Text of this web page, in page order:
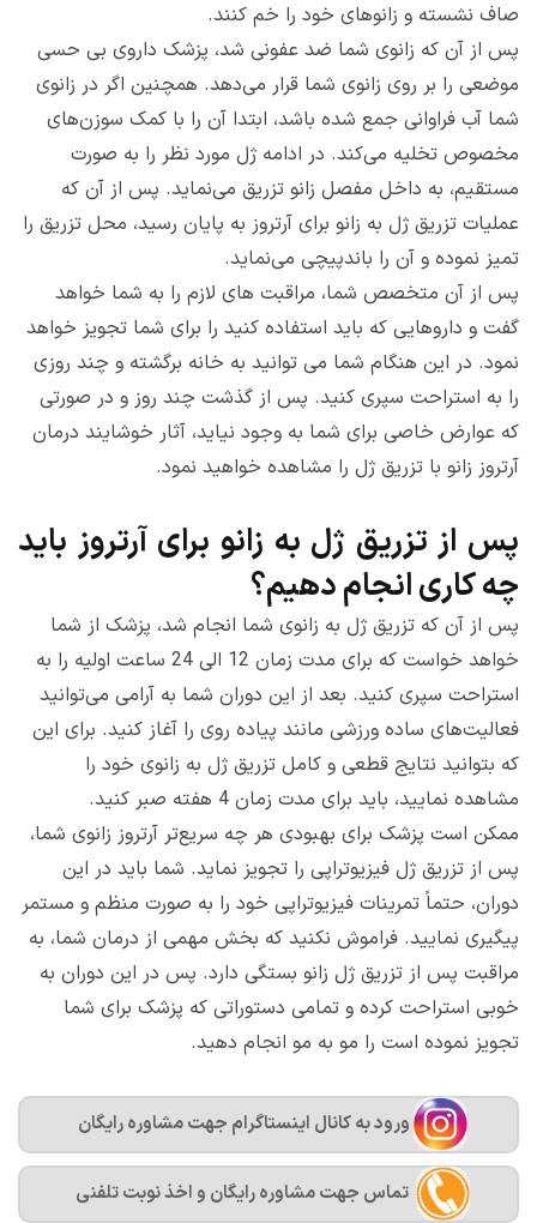
صاف نشسته و زانوهای خود را خم کنند.
پس از آن که زانوی شما ضد عفونی شد، پزشک داروی بی حسی
موضعی را بر روی زانوی شما قرار می‌دهد. همچنین اگر در زانوی
شما آب فراوانی جمع شده باشد، ابتدا آن را با کمک سوزن‌های
مخصوص تخلیه می‌کند. در ادامه ژل مورد نظر را به صورت
مستقیم، به داخل مفصل زانو تزریق می‌نماید. پس از آن که
عملیات تزریق ژل به زانو برای آرتروز به پایان رسید، محل تزریق را
تمیز نموده و آن را باندپیچی می‌نماید.
پس از آن متخصص شما، مراقبت های لازم را به شما خواهد
گفت و داروهایی که باید استفاده کنید را برای شما تجویز خواهد
نمود.‌ در این هنگام شما می توانید به خانه برگشته و چند روزی
را به استراحت سپری کنید.‌ پس از گذشت چند روز و در صورتی
که عوارض خاصی برای شما به وجود نیاید، آثار خوشایند درمان
آرتروز زانو با تزریق ژل را مشاهده خواهید نمود.
پس از تزریق ژل به زانو برای آرتروز باید
چه کاری انجام دهیم؟
پس از آن که تزریق ژل به زانوی شما انجام شد، پزشک از شما
خواهد خواست که برای مدت زمان 12 الی 24 ساعت اولیه را به
استراحت سپری کنید.‌ بعد از این دوران شما به آرامی می‌توانید
فعالیت‌های ساده ورزشی مانند پیاده روی را آغاز کنید. برای این
که بتوانید نتایج قطعی و کامل تزریق ژل به زانوی خود را
مشاهده نمایید، باید برای مدت زمان 4 هفته صبر کنید.
ممکن است پزشک برای بهبودی هر چه سریع‌تر آرتروز زانوی شما،
پس از تزریق ژل فیزیوتراپی را تجویز نماید. شما باید در این
دوران، حتماً تمرینات فیزیوتراپی خود را به صورت منظم و مستمر
پیگیری نمایید.‌ فراموش نکنید که بخش مهمی از درمان شما، به
مراقبت‌ پس از تزریق ژل زانو بستگی دارد. پس در این دوران به
خوبی استراحت کرده و تمامی دستوراتی که پزشک برای شما
تجویز نموده است را مو به مو انجام دهید.‌
ورود به کانال اینستاگرام جهت مشاوره رایگان
تماس جهت مشاوره رايگان و اخذ نوبت تلفنی